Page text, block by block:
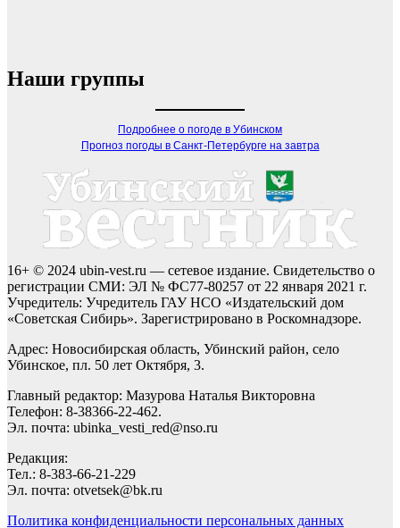
Наши группы
Подробнее о погоде в Убинском
Прогноз погоды в Санкт-Петербурге на завтра
16+ © 2024 ubin-vest.ru — сетевое издание. Свидетельство о
регистрации СМИ: ЭЛ № ФС77-80257 от 22 января 2021 г.
Учредитель: Учредитель ГАУ НСО «Издательский дом
«Советская Сибирь». Зарегистрировано в Роскомнадзоре.
Адрес: Новосибирская область, Убинский район, село
Убинское, пл. 50 лет Октября, 3.
Главный редактор: Мазурова Наталья Викторовна
Телефон: 8-38366-22-462.
Эл. почта: ubinka_vesti_red@nso.ru
Редакция:
Тел.: 8-383-66-21-229
Эл. почта: otvetsek@bk.ru
Политика конфиденциальности персональных данных